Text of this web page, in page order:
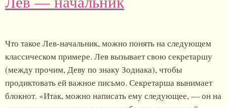
Что такое Лев-начальник, можно понять на следующем
классическом примере. Лев вызывает свою секретаршу
(между прочим, Деву по знаку Зодиака), чтобы
продиктовать ей важное письмо. Секретарша вынимает
блокнот. «Итак, можно написать ему следующее, — он на